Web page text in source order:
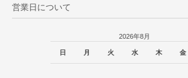
営業日について
2026年8月
日 月 火 水 木 金